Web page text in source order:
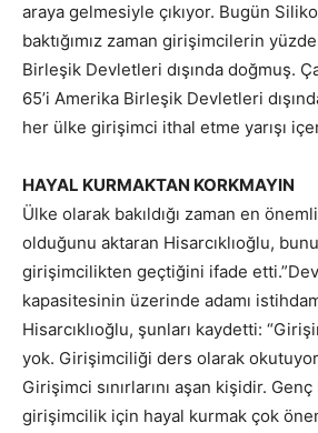
araya gelmesiyle çıkıyor. Bugün
baktığımız zaman girişimcilerin
Birleşik Devletleri dışında doğmuş.
65’i Amerika Birleşik Devletleri
her ülke girişimci ithal etme yarışı
HAYAL KURMAKTAN KORKMAYIN
Ülke olarak bakıldığı zaman en
olduğunu aktaran Hisarcıklıoğlu,
girişimcilikten geçtiğini ifade
kapasitesinin üzerinde adamı
Hisarcıklıoğlu, şunları kaydetti:
yok. Girişimciliği ders olarak okutuyor
Girişimci sınırlarını aşan kişidir.
girişimcilik için hayal kurmak çok